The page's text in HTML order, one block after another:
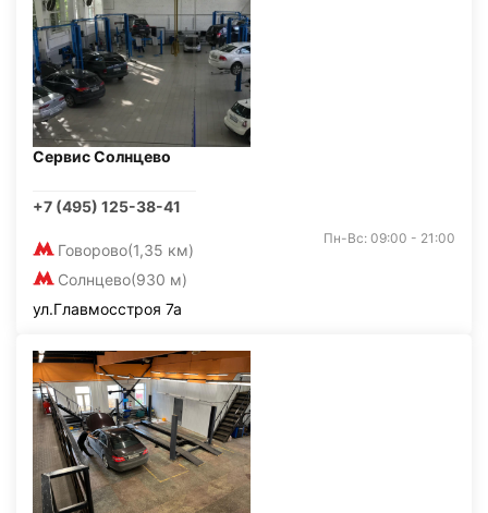
Сервис Солнцево
+7 (495) 125-38-41
Говорово(1,35 км)
Солнцево(930 м)
Пн-Вс: 09:00 - 21:00
ул.Главмосстроя 7а